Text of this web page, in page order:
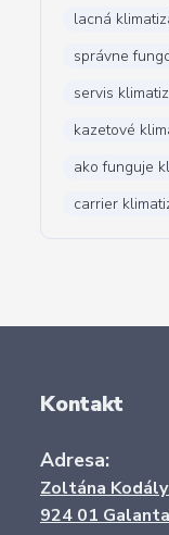
lacná
správne
servis
kazetové
ako funguje
carrier
Kontakt
Adresa:
Zoltána
924 01 Galanta